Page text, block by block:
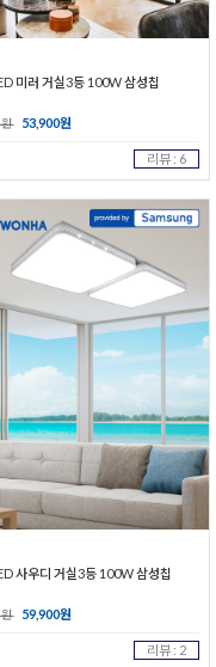
미러 거실3등 100W 삼성칩
53,900원
리뷰 : 6
사우디 거실3등 100W 삼성칩
59,900원
리뷰 : 2